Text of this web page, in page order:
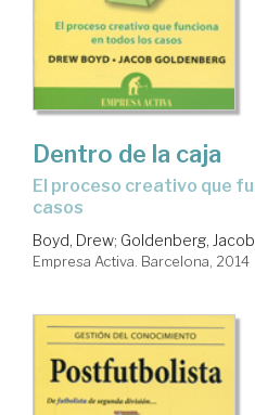
Dentro de la caja
el proceso creativo que funciona en todos los
casos
Boyd, Drew; Goldenberg, Jacob
Empresa Activa. Barcelona, 2014